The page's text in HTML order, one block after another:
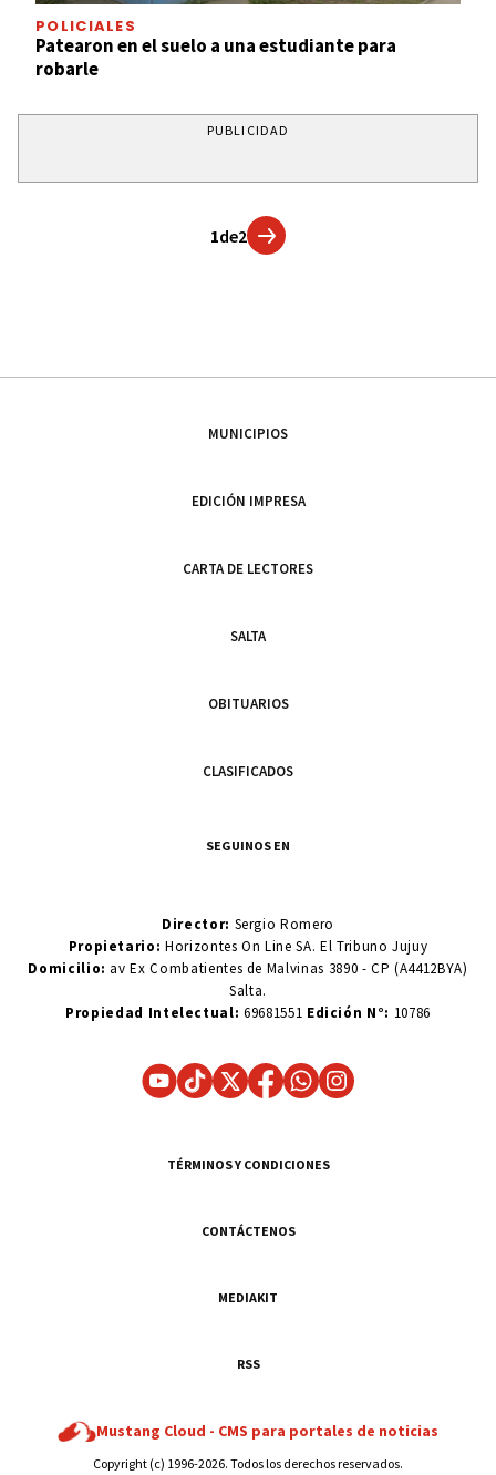
POLICIALES
Patearon en el suelo a una estudiante para
robarle
PUBLICIDAD
1de2
MUNICIPIOS
EDICIÓN IMPRESA
CARTA DE LECTORES
SALTA
OBITUARIOS
CLASIFICADOS
SEGUINOS EN
Director: Sergio Romero
Propietario:Horizontes On Line SA. El Tribuno Jujuy
Domicilio: av Ex Combatientes de Malvinas 3890 - CP (A4412BYA)
Salta.
Propiedad Intelectual: 69681551 Edición N°: 10786
TÉRMINOS Y CONDICIONES
CONTÁCTENOS
MEDIAKIT
RSS
Mustang Cloud - CMS para portales de noticias
Copyright (c) 1996-2026. Todos los derechos reservados.